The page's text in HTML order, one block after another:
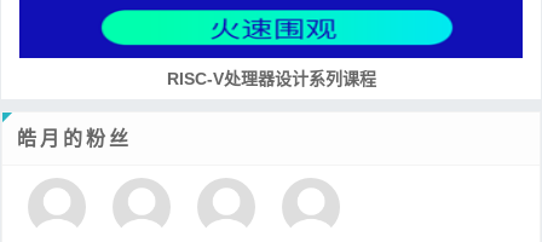
RISC-V处理器设计系列课程
皓月的粉丝